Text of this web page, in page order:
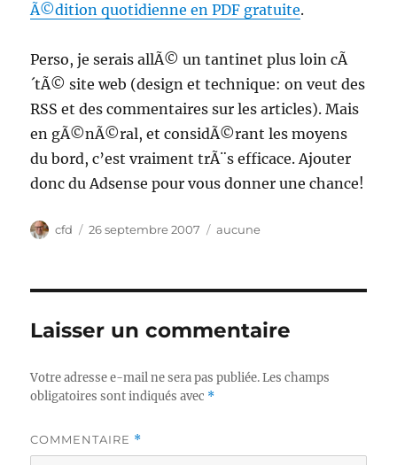
Ã©dition quotidienne en PDF gratuite.
Perso, je serais allÃ© un tantinet plus loin cÃ
´tÃ© site web (design et technique: on veut des
RSS et des commentaires sur les articles). Mais
en gÃ©nÃ©ral, et considÃ©rant les moyens
du bord, c’est vraiment trÃ¨s efficace. Ajouter
donc du Adsense pour vous donner une chance!
Auteur
cfd
Publié
26 septembre 2007 Catégories
aucune
Laisser un commentaire
Votre adresse e-mail ne sera pas publiée. Les champs
obligatoires sont indiqués avec *
COMMENTAIRE *